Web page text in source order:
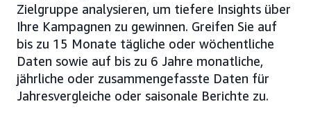
Zielgruppe analysieren, um tiefere Insights über
Ihre Kampagnen zu gewinnen. Greifen Sie auf
bis zu 15 Monate tägliche oder wöchentliche
Daten sowie auf bis zu 6 Jahre monatliche,
jährliche oder zusammengefasste Daten für
Jahresvergleiche oder saisonale Berichte zu.